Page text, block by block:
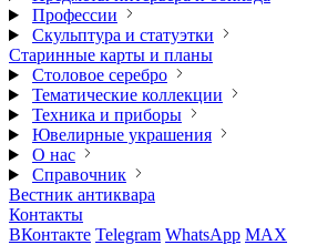
Профессии
Скульптура и статуэтки
Старинные карты и планы
Столовое серебро
Тематические коллекции
Техника и приборы
Ювелирные украшения
О нас
Справочник
Вестник антиквара
Контакты
ВКонтакте Telegram WhatsApp MAX